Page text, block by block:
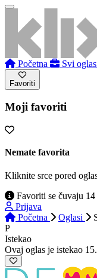
Početna Svi
Favoriti
Moji favoriti
Nemate favorita
Kliknite srce pored
Favoriti se čuvaju 14
Prijava
Početna
Oglasi
P
Istekao
Ovaj oglas je istekao